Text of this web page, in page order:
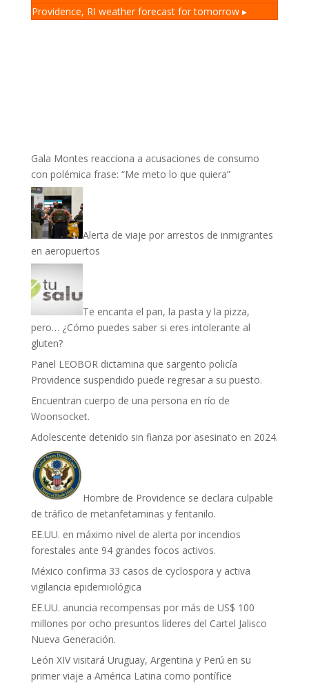
Providence, RI weather forecast for tomorrow ▸
Gala Montes reacciona a acusaciones de consumo
con polémica frase: “Me meto lo que quiera”
Alerta de viaje por arrestos de inmigrantes
en aeropuertos
Te encanta el pan, la pasta y la pizza,
pero… ¿Cómo puedes saber si eres intolerante al
gluten?
Panel LEOBOR dictamina que sargento policía
Providence suspendido puede regresar a su puesto.
Encuentran cuerpo de una persona en río de
Woonsocket.
Adolescente detenido sin fianza por asesinato en 2024.
Hombre de Providence se declara culpable
de tráfico de metanfetaminas y fentanilo.
EE.UU. en máximo nivel de alerta por incendios
forestales ante 94 grandes focos activos.
México confirma 33 casos de cyclospora y activa
vigilancia epidemiológica
EE.UU. anuncia recompensas por más de US$ 100
millones por ocho presuntos líderes del Cartel Jalisco
Nueva Generación.
León XIV visitará Uruguay, Argentina y Perú en su
primer viaje a América Latina como pontífice